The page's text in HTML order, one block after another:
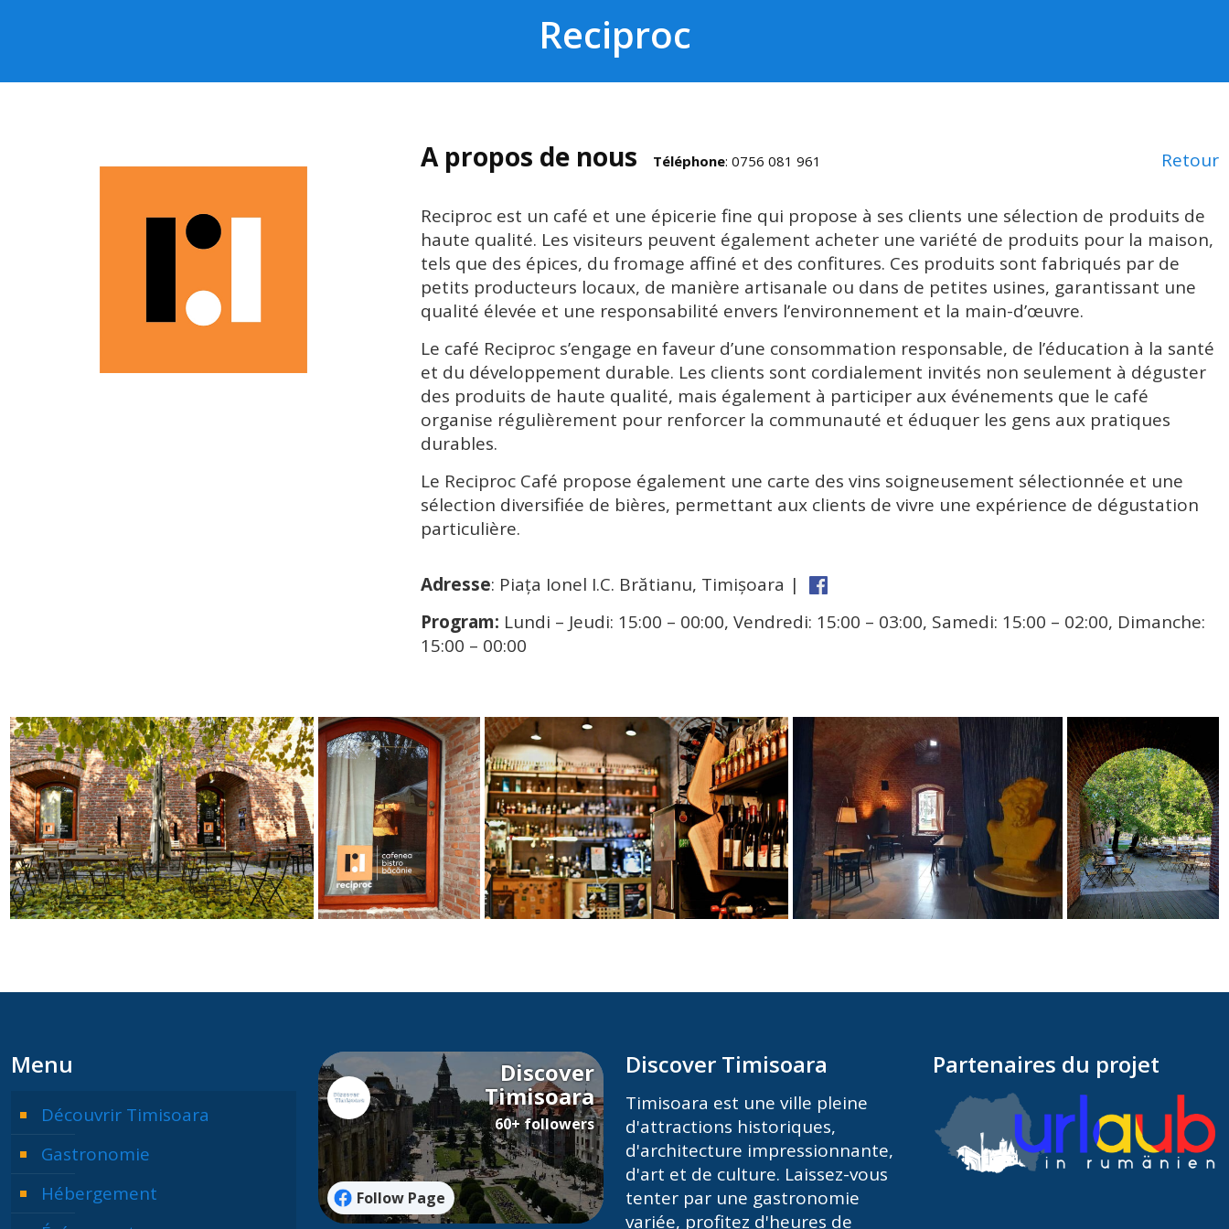
Reciproc
A propos de nous Téléphone: 0756 081 961 Retour
Reciproc est un café et une épicerie fine qui propose à ses clients une sélection de produits de
haute qualité. Les visiteurs peuvent également acheter une variété de produits pour la maison,
tels que des épices, du fromage affiné et des confitures. Ces produits sont fabriqués par de
petits producteurs locaux, de manière artisanale ou dans de petites usines, garantissant une
qualité élevée et une responsabilité envers l’environnement et la main-d’œuvre.
Le café Reciproc s’engage en faveur d’une consommation responsable, de l’éducation à la santé
et du développement durable. Les clients sont cordialement invités non seulement à déguster
des produits de haute qualité, mais également à participer aux événements que le café
organise régulièrement pour renforcer la communauté et éduquer les gens aux pratiques
durables.
Le Reciproc Café propose également une carte des vins soigneusement sélectionnée et une
sélection diversifiée de bières, permettant aux clients de vivre une expérience de dégustation
particulière.
Adresse: Piața Ionel I.C. Brătianu, Timișoara |
Program: Lundi – Jeudi: 15:00 – 00:00, Vendredi: 15:00 – 03:00, Samedi: 15:00 – 02:00, Dimanche:
15:00 – 00:00
Menu
Découvrir Timisoara
Gastronomie
Hébergement
Discover
Timisoara
60+ followers
Follow Page
Discover Timisoara
Timisoara est une ville pleine
d'attractions historiques,
d'architecture impressionnante,
d'art et de culture. Laissez-vous
tenter par une gastronomie
variée, profitez d'heures de
Partenaires du projet